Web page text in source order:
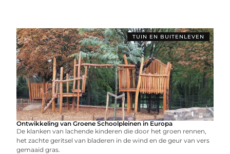
TUIN EN BUITENLEVEN
Ontwikkeling van Groene Schoolpleinen in Europa
De klanken van lachende kinderen die door het groen rennen,
het zachte geritsel van bladeren in de wind en de geur van vers
gemaaid gras.